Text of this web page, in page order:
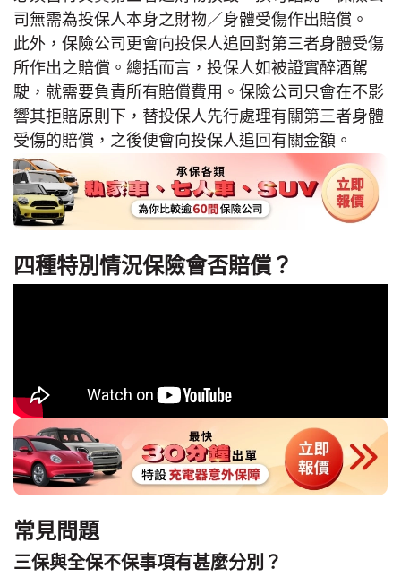
司無需為投保人本身之財物／身體受傷作出賠償。
此外，保險公司更會向投保人追回對第三者身體受傷
所作出之賠償。總括而言，投保人如被證實醉酒駕
駛，就需要負責所有賠償費用。保險公司只會在不影
響其拒賠原則下，替投保人先行處理有關第三者身體
受傷的賠償，之後便會向投保人追回有關金額。
四種特別情況保險會否賠償？
常見問題
三保與全保不保事項有甚麼分別？